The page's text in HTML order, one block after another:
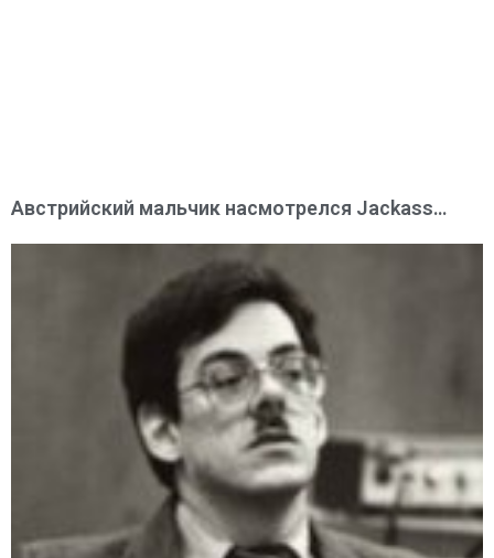
Австрийский мальчик насмотрелся Jackass…